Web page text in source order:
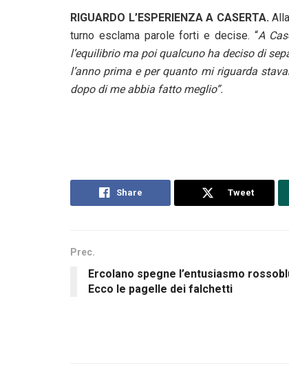
RIGUARDO L’ESPERIENZA A CASERTA.
turno esclama parole forti e decise. “A
l’equilibrio ma poi qualcuno ha deciso di
l’anno prima e per quanto mi riguarda
dopo di me abbia fatto meglio”.
Share Tweet
Prec.
Ercolano spegne l’entusiasmo
Ecco le pagelle dei falchetti